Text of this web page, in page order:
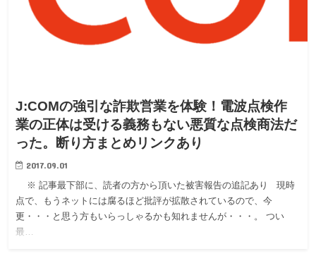
J:COMの強引な詐欺営業を体験！電波点検作
業の正体は受ける義務もない悪質な点検商法だ
った。断り方まとめリンクあり
2017.09.01
※ 記事最下部に、読者の方から頂いた被害報告の追記あり 現時
点で、もうネットには腐るほど批評が拡散されているので、今
更・・・と思う方もいらっしゃるかも知れませんが・・・。 つい
最…